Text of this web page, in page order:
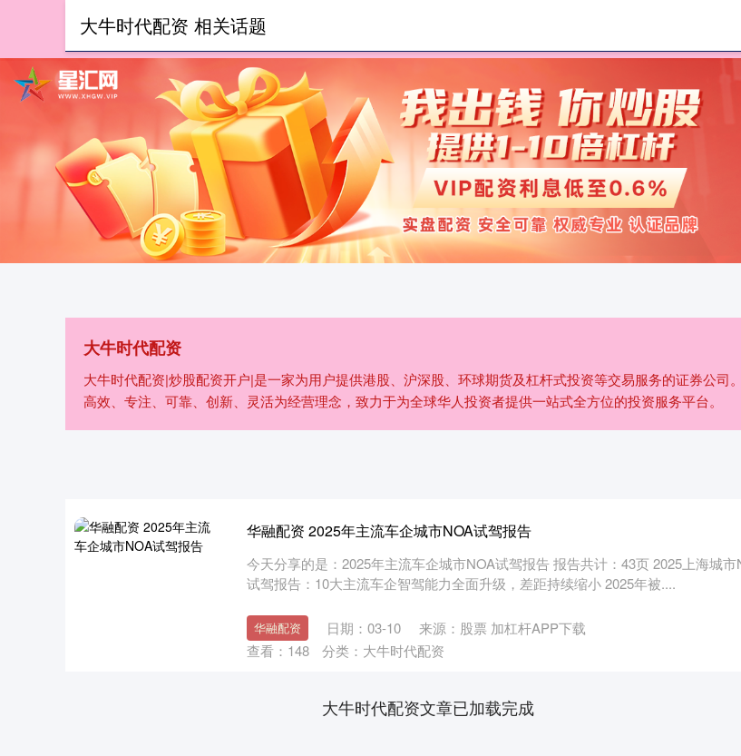
大牛时代配资
大牛时代配资|炒股配资开户|是一家为用户提供港股、沪深股、环球期货及杠杆式投资等交易服务的证券公司
高效、专注、可靠、创新、灵活为经营理念，致力于为全球华人投资者提供一站式全方位的投资服务平台。
大牛时代配资 相关话题
华融配资 2025年主流车企城市NOA试驾报告
今天分享的是：2025年主流车企城市NOA试驾报告 报告共计：43页 2025上海城市
试驾报告：10大主流车企智驾能力全面升级，差距持续缩小 2025年被....
华融配资 日期：03-10
来源：股票 加杠杆APP下载
查看： 148 分类： 大牛时代配资
大牛时代配资文章已加载完成